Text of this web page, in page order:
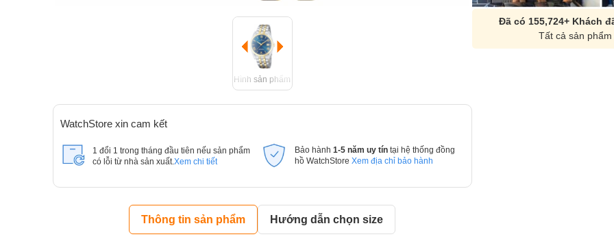
Hình sản phẩm
WatchStore xin cam kết
1 đổi 1 trong tháng đầu tiên nếu sản phẩm
có lỗi từ nhà sản xuất. Xem chi tiết
Bảo hành 1-5 năm uy tín tại hệ thống đồng
hồ WatchStore Xem địa chỉ bảo hành
Thông tin sản phẩm Hướng dẫn chọn size
Đã có 155,724+ Khách
Tất cả sản